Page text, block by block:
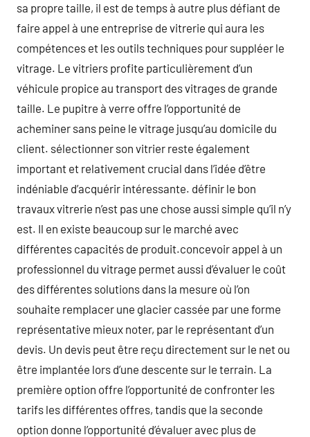
sa propre taille, il est de temps à autre plus défiant de
faire appel à une entreprise de vitrerie qui aura les
compétences et les outils techniques pour suppléer le
vitrage. Le vitriers profite particulièrement d’un
véhicule propice au transport des vitrages de grande
taille. Le pupitre à verre offre l’opportunité de
acheminer sans peine le vitrage jusqu’au domicile du
client. sélectionner son vitrier reste également
important et relativement crucial dans l’idée d’être
indéniable d’acquérir intéressante. définir le bon
travaux vitrerie n’est pas une chose aussi simple qu’il n’y
est. Il en existe beaucoup sur le marché avec
différentes capacités de produit.concevoir appel à un
professionnel du vitrage permet aussi d’évaluer le coût
des différentes solutions dans la mesure où l’on
souhaite remplacer une glacier cassée par une forme
représentative mieux noter, par le représentant d’un
devis. Un devis peut être reçu directement sur le net ou
être implantée lors d’une descente sur le terrain. La
première option offre l’opportunité de confronter les
tarifs les différentes offres, tandis que la seconde
option donne l’opportunité d’évaluer avec plus de